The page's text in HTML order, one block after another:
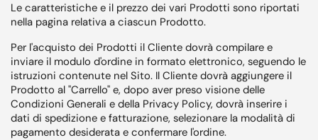
Le caratteristiche e il prezzo dei vari Prodotti sono riportati
nella pagina relativa a ciascun Prodotto.
Per l'acquisto dei Prodotti il Cliente dovrà compilare e
inviare il modulo d'ordine in formato elettronico, seguendo le
istruzioni contenute nel Sito. Il Cliente dovrà aggiungere il
Prodotto al "Carrello" e, dopo aver preso visione delle
Condizioni Generali e della Privacy Policy, dovrà inserire i
dati di spedizione e fatturazione, selezionare la modalità di
pagamento desiderata e confermare l'ordine.